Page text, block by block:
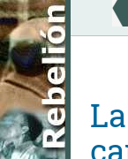
Skip
to
content